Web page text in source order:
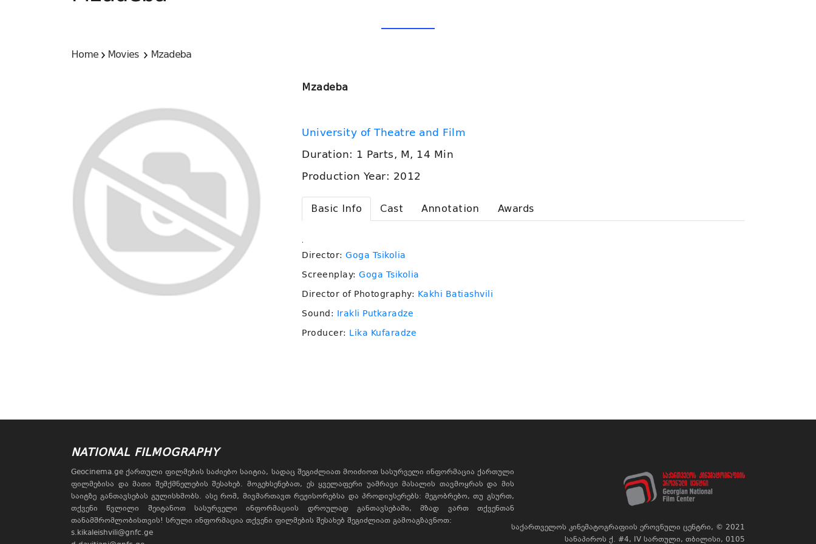
Home Movies Mzadeba
Mzadeba
University of Theatre and Film
Duration: 1 Parts, M, 14 Min
Production Year: 2012
Basic Info Cast Annotation Awards
.
Director: Goga Tsikolia
Screenplay: Goga Tsikolia
Director of Photography: Kakhi Batiashvili
Sound: Irakli Putkaradze
Producer: Lika Kufaradze
NATIONAL FILMOGRAPHY
Geocinema.ge ქართული ფილმების საძიებო საიტია, სადაც შეგიძლიათ მოიძიოთ სასურველი ინფორმაცია ქართული
ფილმებისა და მათი შემქმნელების შესახებ. მოგეხსენებათ, ეს ყველაფერი უამრავი მასალის თავმოყრას და მის
საიტზე განთავსებას გულისხმობს. ასე რომ, მივმართავთ რეჟისორებსა და პროდიუსერებს: მეგობრებო, თუ გსურთ,
თქვენი წვლილი შეიტანოთ სასურველი ინფორმაციის დროულად განთავსებაში, მზად ვართ თქვენთან
თანამშრომლობისთვის! სრული ინფორმაცია თქვენი ფილმების შესახებ შეგიძლიათ გამოაგზავნოთ:
s.kikaleishvili@gnfc.ge
საქართველოს კინემატოგრაფიის ეროვნული ცენტრი, © 2021
სანაპიროს ქ. #4, IV სართული, თბილისი, 0105